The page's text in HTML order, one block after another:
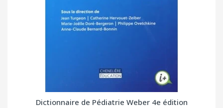
Dictionnaire de Pédiatrie Weber 4e édition